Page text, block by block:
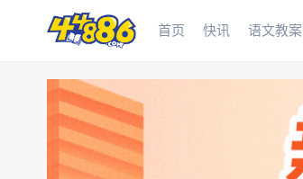
首页 快讯 语文教案